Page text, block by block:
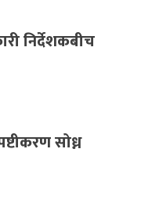
निर्देशकबीच
सोध्न